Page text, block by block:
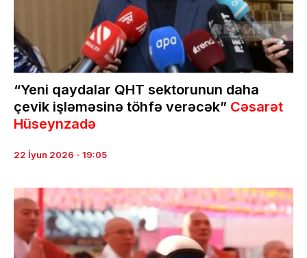
“Yeni qaydalar QHT sektorunun daha
çevik işləməsinə töhfə verəcək” Cəsarət
Hüseynzadə
22 İyun 2026 - 19:05